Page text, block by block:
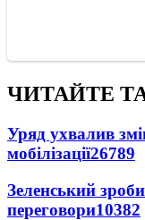
ЧИТАЙТЕ
Уряд ухвалив
мобілізації26789
Зеленський
переговори10382